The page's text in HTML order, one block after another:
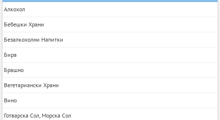
Алкохол
Бебешки Храни
Безалкохолни Напитки
Бира
Брашно
Вегетариански Храни
Вино
Готварска Сол, Морска Сол